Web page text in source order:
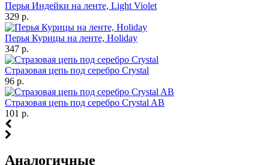
Перья Индейки на ленте, Light Violet
329 р.
Перья Курицы на ленте, Holiday
347 р.
Стразовая цепь под серебро Crystal
96 р.
Стразовая цепь под серебро Crystal AB
101 р.
Аналогичные